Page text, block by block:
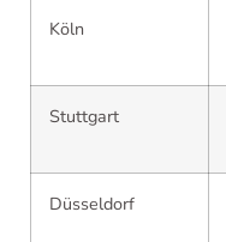
Köln
Stuttgart
Düsseldorf